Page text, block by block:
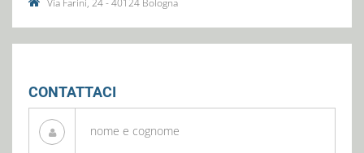
CONTATTACI